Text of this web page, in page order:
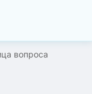
вопроса